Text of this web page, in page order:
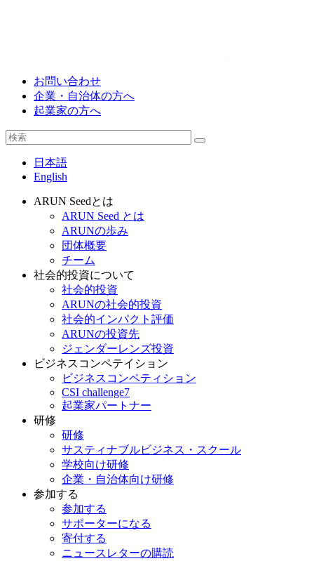
お問い合わせ
企業・自治体の方へ
起業家の方へ
日本語
English
ARUN Seedとは
ARUN Seed とは
ARUNの歩み
団体概要
チーム
社会的投資について
社会的投資
ARUNの社会的投資
社会的インパクト評価
ARUNの投資先
ジェンダーレンズ投資
ビジネスコンペテイション
ビジネスコンペティション
CSI challenge7
起業家パートナー
研修
研修
サスティナブルビジネス・スクール
学校向け研修
企業・自治体向け研修
参加する
参加する
サポーターになる
寄付する
ニュースレターの購読